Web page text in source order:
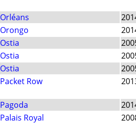
Orléans
Orongo
Ostia
Ostia
Ostia
Packet Row
Pagoda
Palais Royal